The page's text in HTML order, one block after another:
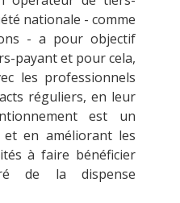
nationale - comme
- a pour objectif
payant et pour cela,
les professionnels
réguliers, en leur
est un
et en améliorant les
à faire bénéficier
de la dispense